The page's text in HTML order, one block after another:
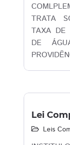
TRATA
TAXA DE
DE
Lei
Leis